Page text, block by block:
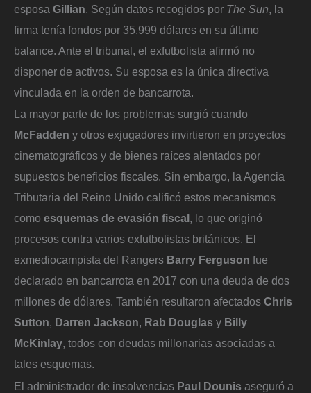
esposa Gillian. Según datos recogidos por The Sun, la
firma tenía fondos por 35.999 dólares en su último
balance. Ante el tribunal, el exfutbolista afirmó no
disponer de activos. Su esposa es la única directiva
vinculada en la orden de bancarrota.
La mayor parte de los problemas surgió cuando
McFadden y otros exjugadores invirtieron en proyectos
cinematográficos y de bienes raíces alentados por
supuestos beneficios fiscales. Sin embargo, la Agencia
Tributaria del Reino Unido calificó estos mecanismos
como esquemas de evasión fiscal, lo que originó
procesos contra varios exfutbolistas británicos. El
exmediocampista del Rangers Barry Ferguson fue
declarado en bancarrota en 2017 con una deuda de dos
millones de dólares. También resultaron afectados Chris
Sutton, Darren Jackson, Rab Douglas y Billy
McKinlay, todos con deudas millonarias asociadas a
tales esquemas.
El administrador de insolvencias Paul Dounis aseguró a